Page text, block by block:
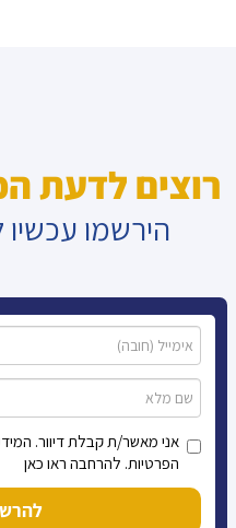
רוצים לדעת
הירשמו עכשיו
אני מאשר/ת קבלת דיוור.
הפרטיות. להרחבה ראו כאן